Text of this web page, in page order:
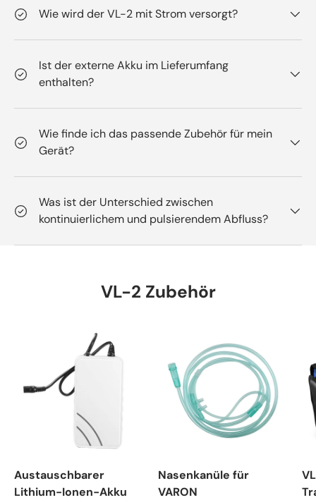
Wie wird der VL-2 mit Strom versorgt?
Ist der externe Akku im Lieferumfang
enthalten?
Wie finde ich das passende Zubehör für mein
Gerät?
Was ist der Unterschied zwischen
kontinuierlichem und pulsierendem Abfluss?
VL-2 Zubehör
Austauschbarer
Lithium-Ionen-Akku
Nasenkanüle für
VARON